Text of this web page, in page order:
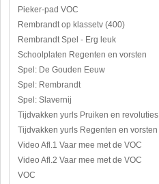
Pieker-pad VOC
Rembrandt op klassetv (400)
Rembrandt Spel - Erg leuk
Schoolplaten Regenten en vorsten
Spel: De Gouden Eeuw
Spel: Rembrandt
Spel: Slavernij
Tijdvakken yurls Pruiken en revoluties
Tijdvakken yurls Regenten en vorsten
Video Afl.1 Vaar mee met de VOC
Video Afl.2 Vaar mee met de VOC
VOC